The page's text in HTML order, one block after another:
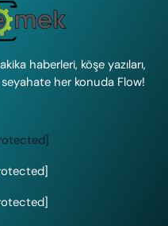
haberleri, köşe yazıları,
her konuda Flow!